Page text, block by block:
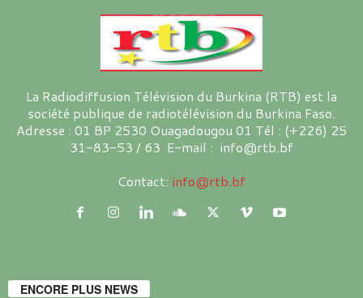
La Radiodiffusion Télévision du Burkina (RTB) est la
société publique de radiotélévision du Burkina Faso.
Adresse : 01 BP 2530 Ouagadougou 01 Tél : (+226) 25
31-83-53 / 63 E-mail : info@rtb.bf
Contact: info@rtb.bf
ENCORE PLUS NEWS